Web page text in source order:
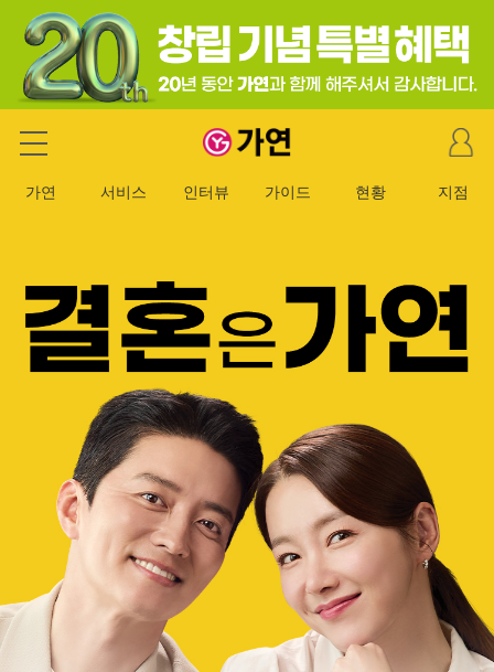
가연 결혼정보회사
마
이
이
가연 서비스 인터뷰 가이드 현황 지점